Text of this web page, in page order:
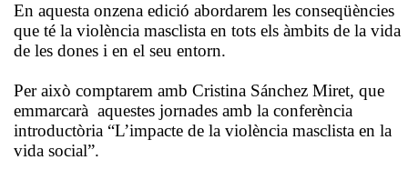
En aquesta onzena edició abordarem les conseqüències
que té la violència masclista en tots els àmbits de la vida
de les dones i en el seu entorn.
Per això comptarem amb Cristina Sánchez Miret, que
emmarcarà aquestes jornades amb la conferència
introductòria “L’impacte de la violència masclista en la
vida social”.